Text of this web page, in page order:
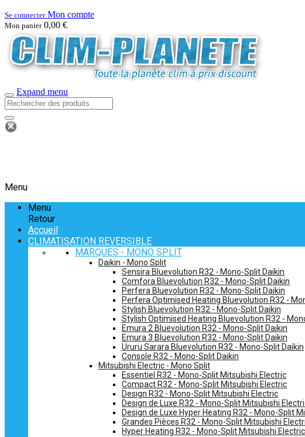
Se connecterMon compte
Mon panier 0,00 €
Expand menu
Menu
Menu
Retour
Accueil
CLIMATISATION REVERSIBLE
MARQUES - MONO SPLIT
Daikin - Mono Split
Sensira Bluevolution R32 - Mono-Split Daikin
Comfora Bluevolution R32 - Mono-Split Daikin
Perfera Bluevolution R32 - Mono-Split Daikin
Perfera Optimised Heating Bluevolution R32 -
Stylish Bluevolution R32 - Mono-Split Daikin
Stylish Optimised Heating Bluevolution R32 -
Emura 2 Bluevolution R32 - Mono-Split Daikin
Emura 3 Bluevolution R32 - Mono-Split Daikin
Ururu Sarara Bluevolution R32 - Mono-Split Daikin
Console R32 - Mono-Split Daikin
Mitsubishi Electric - Mono Split
Essentiel R32 - Mono-Split Mitsubishi Electric
Compact R32 - Mono-Split Mitsubishi Electric
Design R32 - Mono-Split Mitsubishi Electric
Design de Luxe R32 - Mono-Split Mitsubishi
Design de Luxe Hyper Heating R32 - Mono-Split
Grandes Pièces R32 - Mono-Split Mitsubishi
Hyper Heating R32 - Mono-Split Mitsubishi Electric